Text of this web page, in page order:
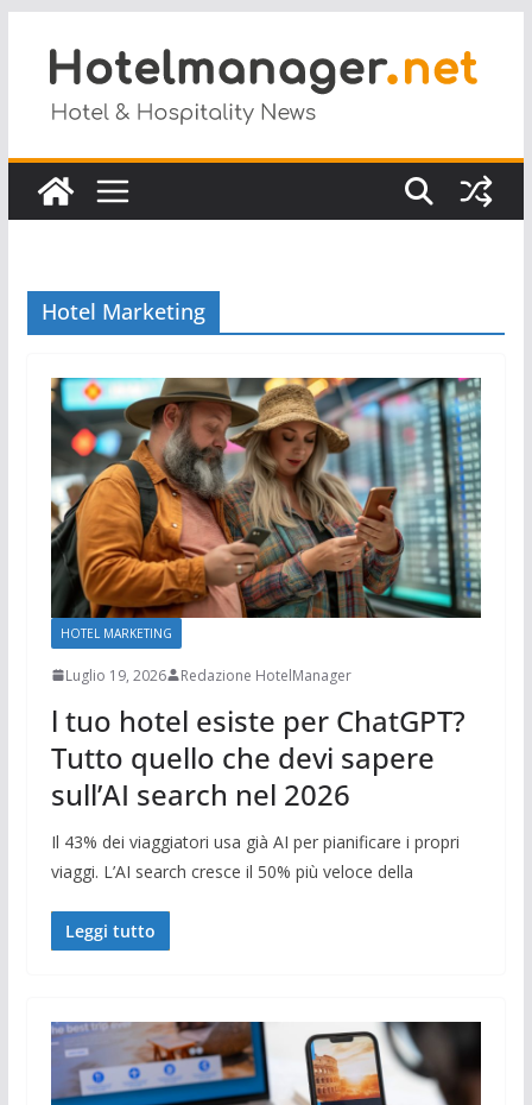
Hotel Marketing
HOTEL MARKETING
Luglio 19, 2026 Redazione HotelManager
l tuo hotel esiste per ChatGPT?
Tutto quello che devi sapere
sull’AI search nel 2026
Il 43% dei viaggiatori usa già AI per pianificare i propri
viaggi. L’AI search cresce il 50% più veloce della
Leggi tutto